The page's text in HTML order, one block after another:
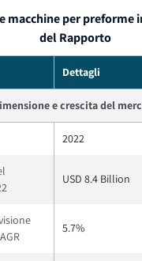
macchine per preforme
del Rapporto
Dettagli
e crescita del
2022
USD 8.4 Billion
5.7%